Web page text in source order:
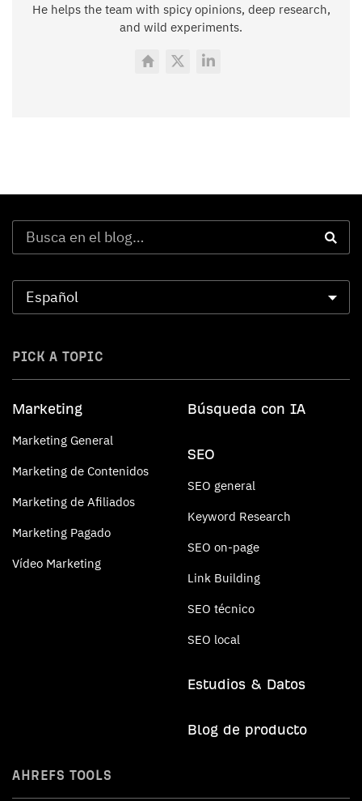
He helps the team with spicy opinions, deep research,
and wild experiments.
PICK A TOPIC
Marketing
Marketing General
Marketing de Contenidos
Marketing de Afiliados
Marketing Pagado
Vídeo Marketing
Búsqueda con IA
SEO
SEO general
Keyword Research
SEO on-page
Link Building
SEO técnico
SEO local
Estudios & Datos
Blog de producto
AHREFS TOOLS